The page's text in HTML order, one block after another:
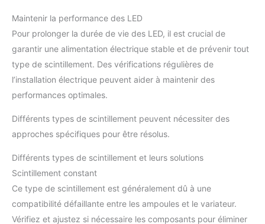
Maintenir la performance des LED
Pour prolonger la durée de vie des LED, il est crucial de
garantir une alimentation électrique stable et de prévenir tout
type de scintillement. Des vérifications régulières de
l’installation électrique peuvent aider à maintenir des
performances optimales.
Différents types de scintillement peuvent nécessiter des
approches spécifiques pour être résolus.
Différents types de scintillement et leurs solutions
Scintillement constant
Ce type de scintillement est généralement dû à une
compatibilité défaillante entre les ampoules et le variateur.
Vérifiez et ajustez si nécessaire les composants pour éliminer